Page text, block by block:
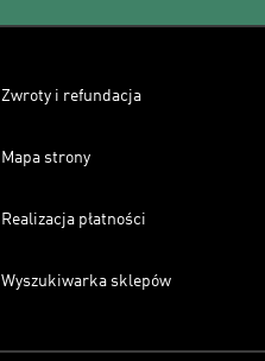
Zwroty i refundacja
Mapa strony
Realizacja płatności
Wyszukiwarka sklepów